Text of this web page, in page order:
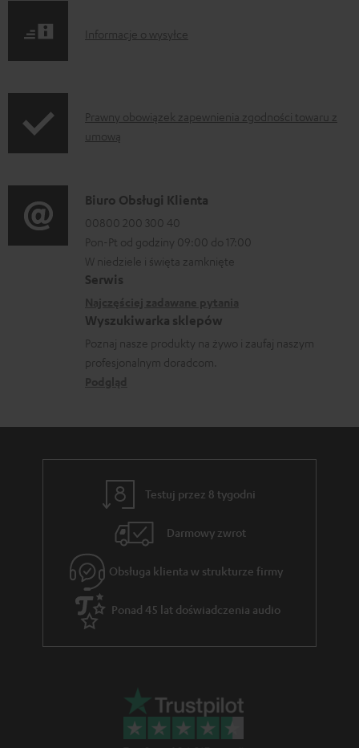
m
t
y
p
o
b
r
n
i
a
I
o
r
c
j
e
o
y
s
y
Informacje o wysyłce
I
n
o
r
m
a
c
j
e
d
y
c
e
g
w
a
r
Prawny obowiązek zapewnienia zgodności towaru z
umową
D
a
n
e
o
n
t
o
Biuro Obsługi Klienta
00800 200 300 40
Pon-Pt od godziny 09:00 do 17:00
W niedziele i święta zamknięte
Serwis
Wyszukiwarka sklepów
Poznaj nasze produkty na żywo i zaufaj naszym
profesjonalnym doradcom.
Testuj przez 8 tygodni
Darmowy zwrot
Obsługa klienta w strukturze firmy
Ponad 45 lat doświadczenia audio